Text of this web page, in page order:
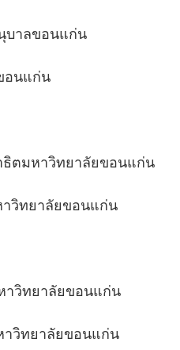
บาลขอนแก่น
อนแก่น
ธิตมหาวิทยาลัยขอนแก่น
าวิทยาลัยขอนแก่น
าวิทยาลัยขอนแก่น
าวิทยาลัยขอนแก่น